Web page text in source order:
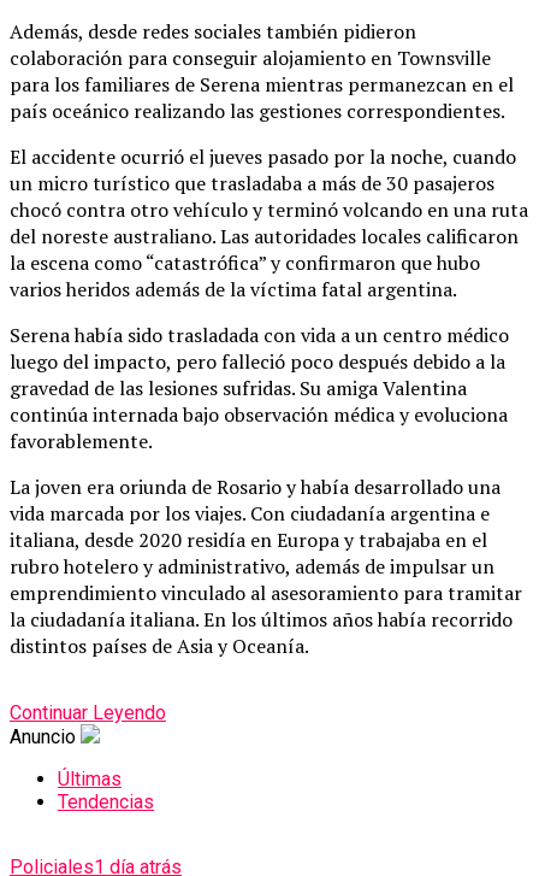
Además, desde redes sociales también pidieron
colaboración para conseguir alojamiento en Townsville
para los familiares de Serena mientras permanezcan en el
país oceánico realizando las gestiones correspondientes.
El accidente ocurrió el jueves pasado por la noche, cuando
un micro turístico que trasladaba a más de 30 pasajeros
chocó contra otro vehículo y terminó volcando en una ruta
del noreste australiano. Las autoridades locales calificaron
la escena como “catastrófica” y confirmaron que hubo
varios heridos además de la víctima fatal argentina.
Serena había sido trasladada con vida a un centro médico
luego del impacto, pero falleció poco después debido a la
gravedad de las lesiones sufridas. Su amiga Valentina
continúa internada bajo observación médica y evoluciona
favorablemente.
La joven era oriunda de Rosario y había desarrollado una
vida marcada por los viajes. Con ciudadanía argentina e
italiana, desde 2020 residía en Europa y trabajaba en el
rubro hotelero y administrativo, además de impulsar un
emprendimiento vinculado al asesoramiento para tramitar
la ciudadanía italiana. En los últimos años había recorrido
distintos países de Asia y Oceanía.
Continuar Leyendo
Anuncio
Últimas
Tendencias
Policiales1 día atrás